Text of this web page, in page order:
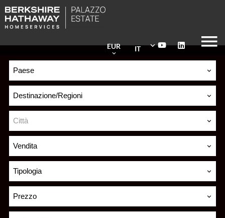
IT
EUR
Paese
Destinazione/Regioni
Città
Vendita
Tipologia
Prezzo